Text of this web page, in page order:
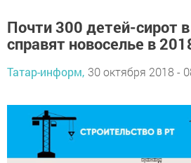
Почти 300 детей-сирот
справят новоселье в
Татар-информ, 30 октября 2018 -